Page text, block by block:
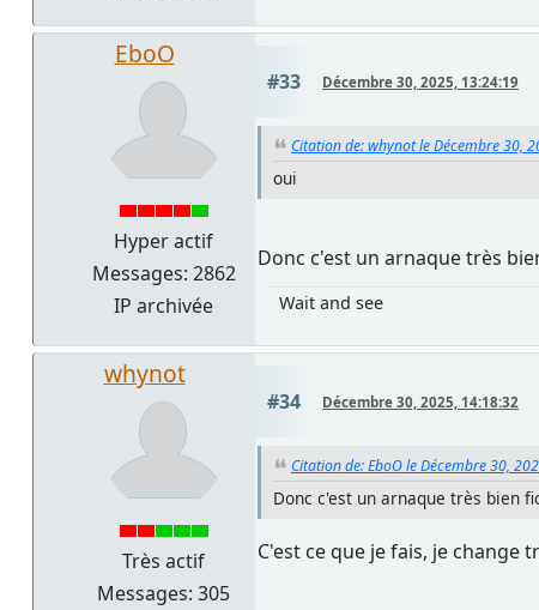
EboO
Hyper actif
Messages: 2862
IP archivée
#33 Décembre 30, 2025, 13:24:19
Citation de: whynot le Décembre 30,
oui
Donc c'est un arnaque très
Wait and see
whynot
Très actif
Messages: 305
#34 Décembre 30, 2025, 14:18:32
Citation de: EboO le Décembre 30,
Donc c'est un arnaque très bien
C'est ce que je fais, je change